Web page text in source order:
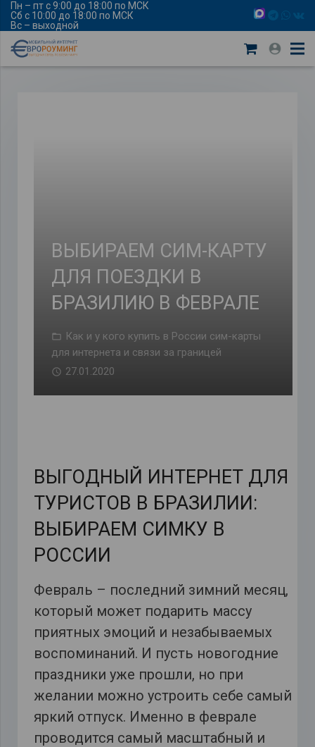
Пн – пт с 9:00 до 18:00 по МСК
Сб с 10:00 до 18:00 по МСК
Вс – выходной
ВЫБИРАЕМ СИМ-КАРТУ
ДЛЯ ПОЕЗДКИ В
БРАЗИЛИЮ В ФЕВРАЛЕ
Как и у кого купить в России сим-карты
для интернета и связи за границей
27.01.2020
ВЫГОДНЫЙ ИНТЕРНЕТ ДЛЯ
ТУРИСТОВ В БРАЗИЛИИ:
ВЫБИРАЕМ СИМКУ В
РОССИИ
Февраль – последний зимний месяц,
который может подарить массу
приятных эмоций и незабываемых
воспоминаний. И пусть новогодние
праздники уже прошли, но при
желании можно устроить себе самый
яркий отпуск. Именно в феврале
проводится самый масштабный и